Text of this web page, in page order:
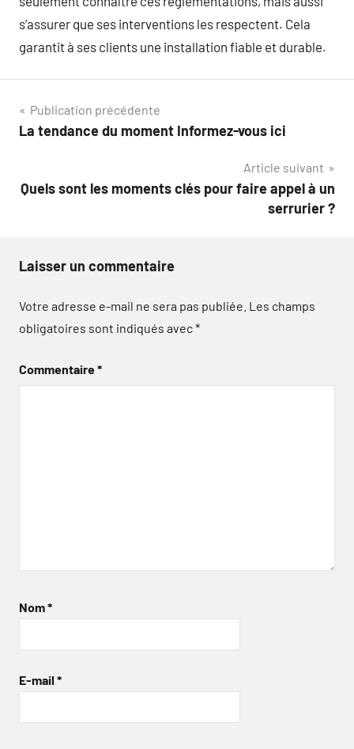
s’assurer que ses interventions les respectent. Cela
garantit à ses clients une installation fiable et durable.
Navigation
de
Publication précédente
La tendance du moment Informez-vous ici
Article suivant
Quels sont les moments clés pour faire appel à un
serrurier ?
Laisser un commentaire
Votre adresse e-mail ne sera pas publiée. Les champs
obligatoires sont indiqués avec*
Commentaire*
Nom*
E-mail *